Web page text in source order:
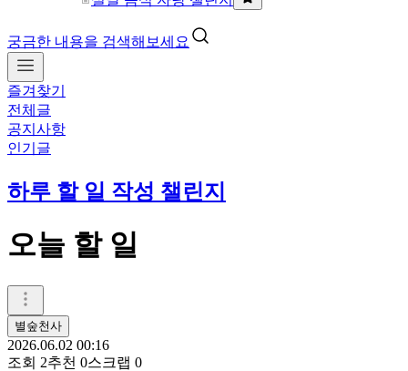
궁금한 내용을 검색해보세요
즐겨찾기
전체글
공지사항
인기글
하루 할 일 작성 챌린지
오늘 할 일
별숲천사
2026.06.02 00:16
조회 2추천 0스크랩 0